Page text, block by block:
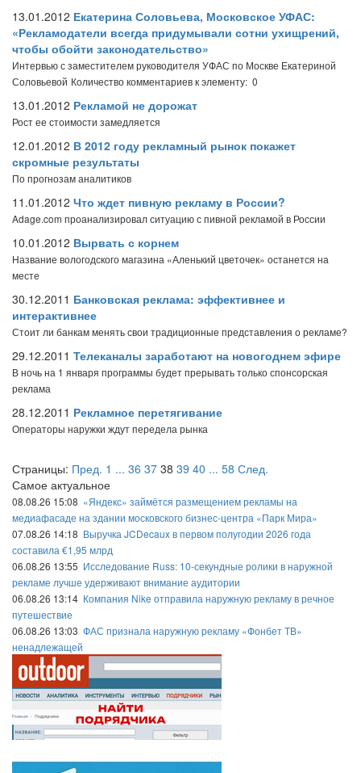
13.01.2012 Екатерина Соловьева, Московское УФАС:
«Рекламодатели всегда придумывали сотни ухищрений,
чтобы обойти законодательство»
Интервью с заместителем руководителя УФАС по Москве Екатериной
Соловьевой Количество комментариев к элементу: 0
13.01.2012 Рекламой не дорожат
Рост ее стоимости замедляется
12.01.2012 В 2012 году рекламный рынок покажет
скромные результаты
По прогнозам аналитиков
11.01.2012 Что ждет пивную рекламу в России?
Adage.com проанализировал ситуацию с пивной рекламой в России
10.01.2012 Вырвать с корнем
Название вологодского магазина «Аленький цветочек» останется на
месте
30.12.2011 Банковская реклама: эффективнее и
интерактивнее
Стоит ли банкам менять свои традиционные представления о рекламе?
29.12.2011 Телеканалы заработают на новогоднем эфире
В ночь на 1 января программы будет прерывать только спонсорская
реклама
28.12.2011 Рекламное перетягивание
Операторы наружки ждут передела рынка
Страницы: Пред. 1 ... 36 37 38 39 40 ... 58 След.
Самое актуальное
08.08.26 15:08 «Яндекс» займётся размещением рекламы на
медиафасаде на здании московского бизнес-центра «Парк Мира»
07.08.26 14:18 Выручка JCDecaux в первом полугодии 2026 года
составила €1,95 млрд
06.08.26 13:55 Исследование Russ: 10-секундные ролики в наружной
рекламе лучше удерживают внимание аудитории
06.08.26 13:14 Компания Nike отправила наружную рекламу в речное
путешествие
06.08.26 13:03 ФАС признала наружную рекламу «Фонбет ТВ»
ненадлежащей